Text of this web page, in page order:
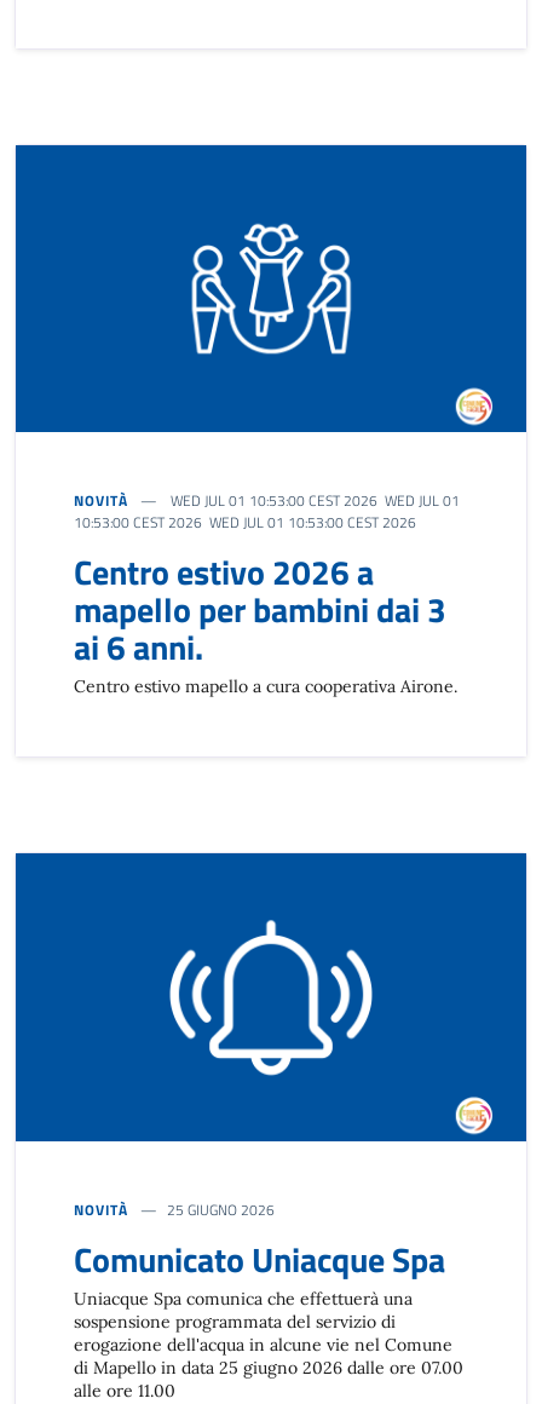
NOVITÀ
WED JUL 01 10:53:00 CEST 2026 WED JUL 01
10:53:00 CEST 2026 WED JUL 01 10:53:00 CEST 2026
Centro estivo 2026 a
mapello per bambini dai 3
ai 6 anni.
Centro estivo mapello a cura cooperativa Airone.
NOVITÀ 25 GIUGNO 2026
Comunicato Uniacque Spa
Uniacque Spa comunica che effettuerà una
sospensione programmata del servizio di
erogazione dell'acqua in alcune vie nel Comune
di Mapello in data 25 giugno 2026 dalle ore 07.00
alle ore 11.00